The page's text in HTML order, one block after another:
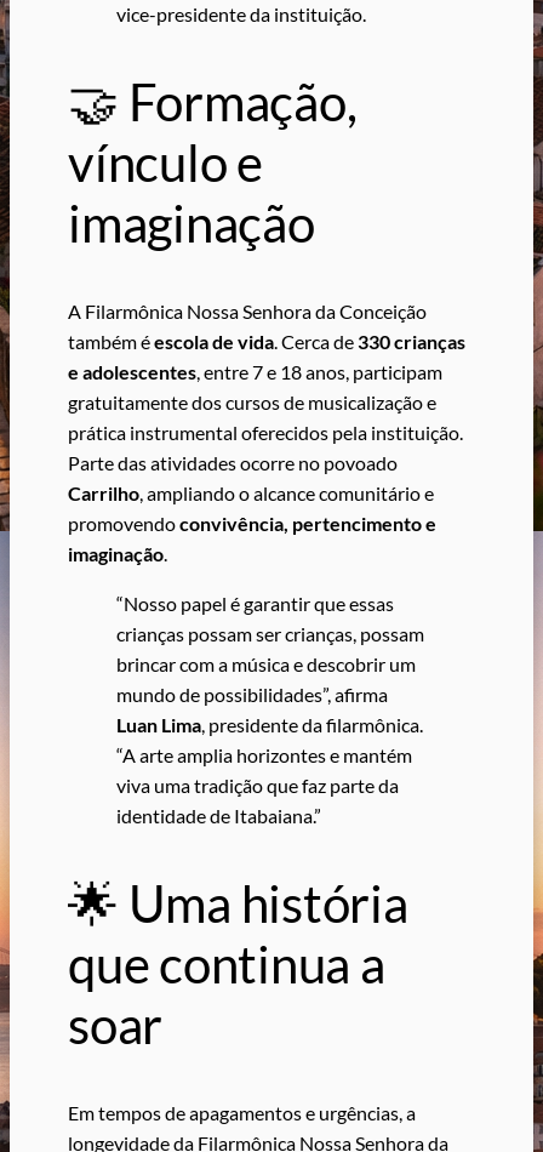
vice-presidente da instituição.
🤝 Formação,
vínculo e
imaginação
A Filarmônica Nossa Senhora da Conceição
também éescola de vida . Cerca de330 crianças
e adolescentes , entre 7 e 18 anos, participam
gratuitamente dos cursos de musicalização e
prática instrumental oferecidos pela instituição.
Parte das atividades ocorre no povoado
Carrilho , ampliando o alcance comunitário e
promovendoconvivência, pertencimento e
imaginação
“Nosso papel é garantir que essas
crianças possam ser crianças, possam
brincar com a música e descobrir um
mundo de possibilidades”, afirma
Luan Lima, presidente da filarmônica.
“A arte amplia horizontes e mantém
viva uma tradição que faz parte da
identidade de Itabaiana.”
🌟 Uma história
que continua a
soar
Em tempos de apagamentos e urgências, a
longevidade da Filarmônica Nossa Senhora da